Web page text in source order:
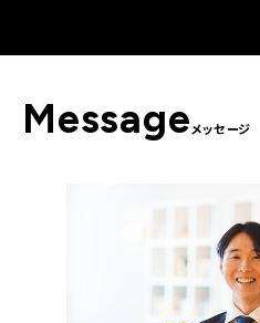
Messageメッセージ